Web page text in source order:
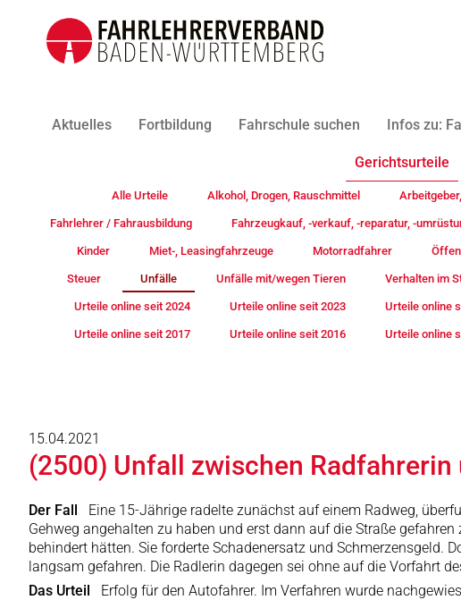
Aktuelles Fortbildung Fahrschule suchen Infos zu:
Gerichtsurteile
Alle Urteile Alkohol, Drogen, Rauschmittel
Fahrlehrer / Fahrausbildung Fahrzeugkauf, -verkauf, -reparatur, -
Kinder Miet-, Leasingfahrzeuge Motorradfahrer
Steuer Unfälle Unfälle mit/wegen Tieren Verhalten im
Urteile online seit 2024 Urteile online seit 2023 Urteile online
Urteile online seit 2017 Urteile online seit 2016 Urteile online
15.04.2021
(2500) Unfall zwischen Radfahrerin
Der Fall
Eine 15-Jährige radelte zunächst auf einem Radweg,
Gehweg angehalten zu haben und erst dann auf die Straße
behindert hätten. Sie forderte Schadenersatz und Schmerzensgeld.
langsam gefahren. Die Radlerin dagegen sei ohne auf die Vorfahrt
Das Urteil
Erfolg für den Autofahrer. Im Verfahren wurde